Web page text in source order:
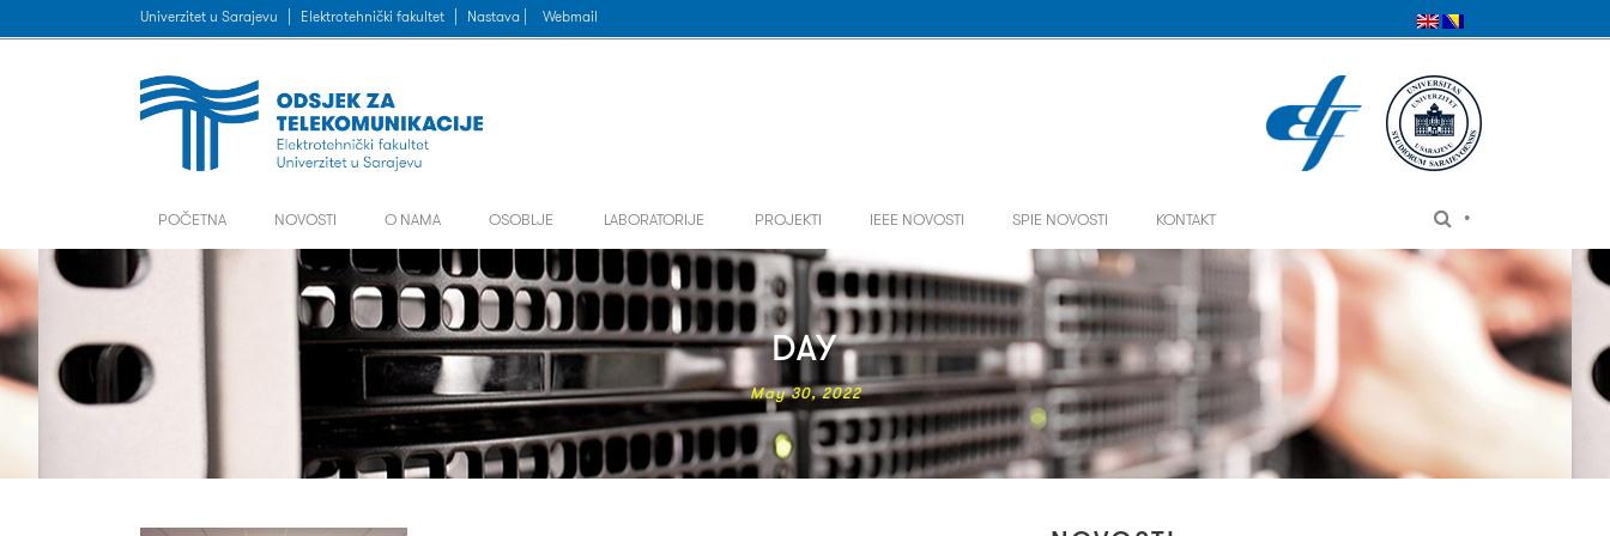
Univerzitet u Sarajevu Elektrotehnički fakultet Nastava | Webmail
POČETNA NOVOSTI O NAMA OSOBLJE LABORATORIJE PROJEKTI IEEE NOVOSTI SPIE NOVOSTI KONTAKT •
DAY
May 30, 2022